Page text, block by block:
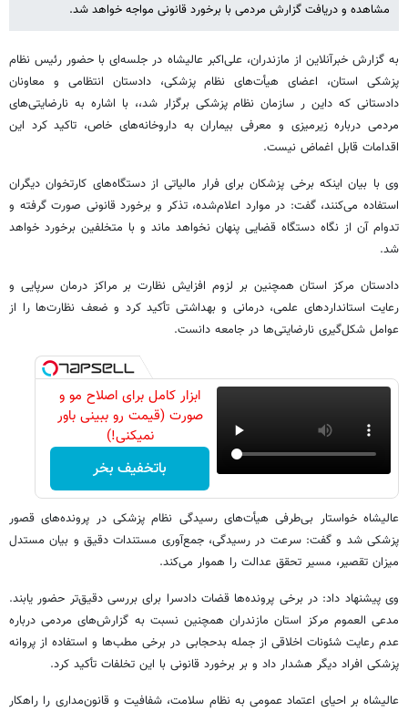
مشاهده و دریافت گزارش مردمی با برخورد قانونی مواجه خواهد شد.
به گزارش خبرآنلاین از مازندران، علی‌اکبر عالیشاه در جلسه‌ای با حضور رئیس نظام
پزشکی استان، اعضای هیأت‌های نظام پزشکی، دادستان انتظامی و معاونان
دادستانی که داین ر سازمان نظام پزشکی برگزار شد،، با اشاره به نارضایتی‌های
مردمی درباره زیرمیزی و معرفی بیماران به داروخانه‌های خاص، تاکید کرد این
اقدامات قابل اغماض نیست.
وی با بیان اینکه برخی پزشکان برای فرار مالیاتی از دستگاه‌های کارتخوان دیگران
استفاده می‌کنند، گفت: در موارد اعلام‌شده، تذکر و برخورد قانونی صورت گرفته و
تدوام آن از نگاه دستگاه قضایی پنهان نخواهد ماند و با متخلفین برخورد خواهد
شد.
دادستان مرکز استان همچنین بر لزوم افزایش نظارت بر مراکز درمان سرپایی و
رعایت استانداردهای علمی، درمانی و بهداشتی تأکید کرد و ضعف نظارت‌ها را از
عوامل شکل‌گیری نارضایتی‌ها در جامعه دانست.
ابزار کامل برای اصلاح مو و
صورت (قیمت رو ببینی باور
نمیکنی!)
باتخفیف بخر
عالیشاه خواستار بی‌طرفی هیأت‌های رسیدگی نظام پزشکی در پرونده‌های قصور
پزشکی شد و گفت: سرعت در رسیدگی، جمع‌آوری مستندات دقیق و بیان مستدل
میزان تقصیر، مسیر تحقق عدالت را هموار می‌کند.
وی پیشنهاد داد: در برخی پرونده‌ها قضات دادسرا برای بررسی دقیق‌تر حضور یابند.
مدعی العموم مرکز استان مازندران همچنین نسبت به گزارش‌های مردمی درباره
عدم رعایت شئونات اخلاقی از جمله بدحجابی در برخی مطب‌ها و استفاده از پروانه
پزشکی افراد دیگر هشدار داد و بر برخورد قانونی با این تخلفات تأکید کرد.
عالیشاه بر احیای اعتماد عمومی به نظام سلامت، شفافیت و قانون‌مداری را راهکار